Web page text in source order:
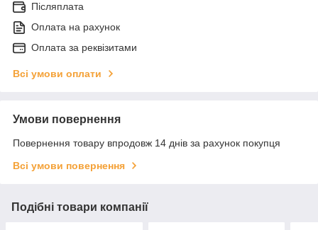
Післяплата
Оплата на рахунок
Оплата за реквізитами
Всі умови оплати
Умови повернення
Повернення товару впродовж 14 днів за рахунок покупця
Всі умови повернення
Подібні товари компанії